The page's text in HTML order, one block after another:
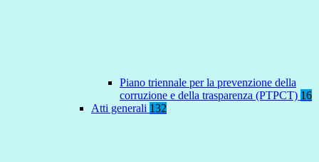
Piano triennale per la prevenzione della
corruzione e della trasparenza (PTPCT) 16
Atti generali 132